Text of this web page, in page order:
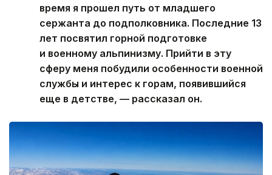
время я прошел путь от младшего
сержанта до подполковника. Последние 13
лет посвятил горной подготовке
и военному альпинизму. Прийти в эту
сферу меня побудили особенности военной
службы и интерес к горам, появившийся
еще в детстве, — рассказал он.